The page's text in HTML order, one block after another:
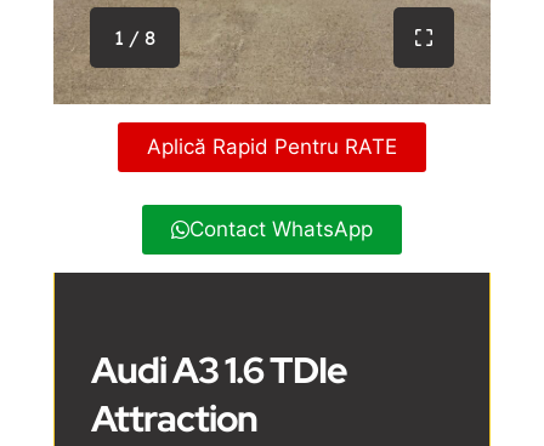
1 / 8
Aplică Rapid Pentru RATE
Contact WhatsApp
Audi A3 1.6 TDIe
Attraction